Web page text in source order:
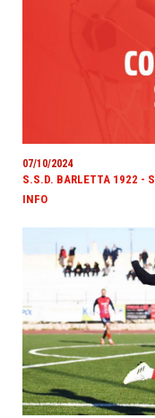
07/10/2024
S.S.D. BARLETTA 1922 -
INFO